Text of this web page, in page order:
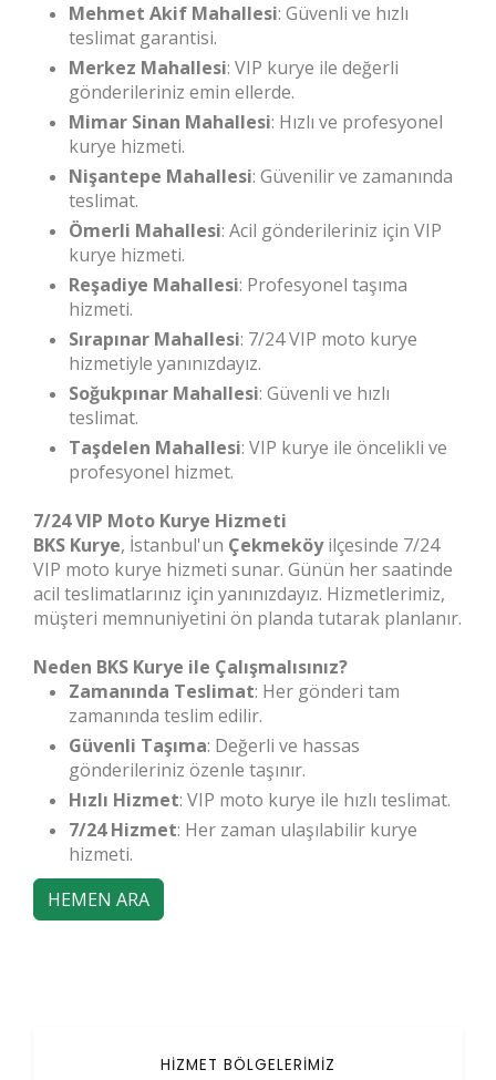
Mehmet Akif Mahallesi: Güvenli ve hızlı
teslimat garantisi.
Merkez Mahallesi: VIP kurye ile değerli
gönderileriniz emin ellerde.
Mimar Sinan Mahallesi: Hızlı ve profesyonel
kurye hizmeti.
Nişantepe Mahallesi: Güvenilir ve zamanında
teslimat.
Ömerli Mahallesi: Acil gönderileriniz için VIP
kurye hizmeti.
Reşadiye Mahallesi: Profesyonel taşıma
hizmeti.
Sırapınar Mahallesi: 7/24 VIP moto kurye
hizmetiyle yanınızdayız.
Soğukpınar Mahallesi: Güvenli ve hızlı
teslimat.
Taşdelen Mahallesi: VIP kurye ile öncelikli ve
profesyonel hizmet.
7/24 VIP Moto Kurye Hizmeti
BKS Kurye, İstanbul'un Çekmeköyilçesinde 7/24
VIP moto kurye hizmeti sunar. Günün her saatinde
acil teslimatlarınız için yanınızdayız. Hizmetlerimiz,
müşteri memnuniyetini ön planda tutarak planlanır.
Neden BKS Kurye ile Çalışmalısınız?
Zamanında Teslimat: Her gönderi tam
zamanında teslim edilir.
Güvenli Taşıma: Değerli ve hassas
gönderileriniz özenle taşınır.
Hızlı Hizmet: VIP moto kurye ile hızlı teslimat.
7/24 Hizmet: Her zaman ulaşılabilir kurye
hizmeti.
HEMEN ARA
HİZMET BÖLGELERİMİZ